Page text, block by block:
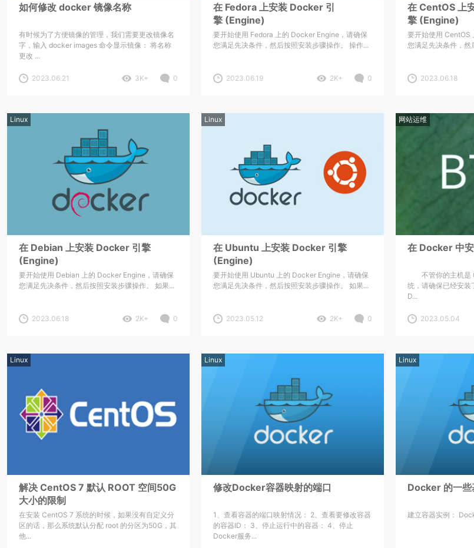
如何修改 docker 镜像名称
有时候为了方便镜像的管理，我们需要更改镜像名
字，输入 docker images 命令显示镜像： 将名称
更改 ...
2023.06.21 3K+ 0
在 Fedora 上安装 Docker 引
擎 (Engine)
要开始使用 Fedora 上的 Docker Engine，请确保
您满足先决条件，然后按照安装步骤操作。 操作...
2023.06.19 2K+ 0
在 CentOS 上
擎 (Engine)
要开始使用 CentOS
您满足先决条件，然
2023.06.18
Linux
在 Debian 上安装 Docker 引擎
(Engine)
要开始使用 Debian 上的 Docker Engine，请确保
您满足先决条件，然后按照安装步骤操作。 如果...
2023.06.18 2K+ 0
Linux
在 Ubuntu 上安装 Docker 引擎
(Engine)
要开始使用 Ubuntu 上的 Docker Engine，请确保
您满足先决条件，然后按照安装步骤操作。 如果...
2023.05.12 2K+ 0
网站运维
在 Docker 中
不管你的主机是
统，请确保已经安装
D...
2023.05.04
Linux
解决 CentOS 7 默认 ROOT 空间50G
大小的限制
在安装 CentOS 7 系统的时候，如果没有自定义分
区的话，那么系统默认分配 root 的分区为50G，其
他...
Linux
修改Docker容器映射的端口
1、查看容器的端口映射情况： 2、查看要修改容器
的容器ID： 3、停止运行中的容器： 4、停止
Docker服务...
Linux
Docker 的一些
建立容器实例：